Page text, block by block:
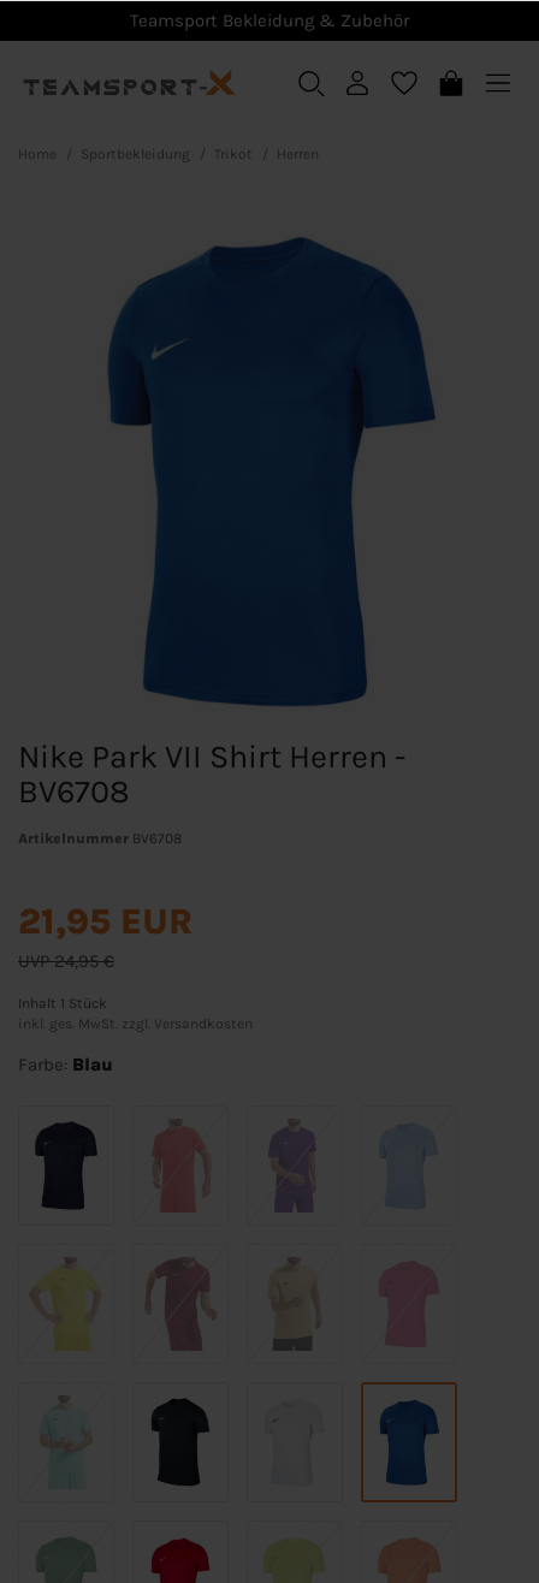
Teamsport Bekleidung & Zubehör
Home Sportbekleidung Trikot Herren
Nike Park VII Shirt Herren -
BV6708
Artikelnummer BV6708
UVP 24,95 €
21,95 EUR
Inhalt 1 Stück
inkl. ges. MwSt. zzgl.
Versandkosten
Farbe: Blau